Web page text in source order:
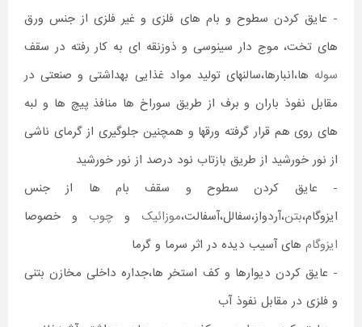
- عایق کردن سطوح و بام های فلزی و غیر فلزی از جنس ورق
های تخت، موج دار سینوسی و ذوزنقه ای به کار رفته در سقف
سوله ها،انبارها،سالنهای تولید مواد غذایی بهداشتی و صنعتی در
مقابل نفوذ باران و برف از طریق سوراخ ها منافذ پیچ ها و لبه
های روی هم قرار گرفته ورقها و همچنین جلوگیری از گرمای ناشی
از نور خورشید از طریق بازتاب نود درصد از نور خورشید
- عایق کردن سطوح و سقف بام ها از جنس
ایزوگام،بتن،آردواز،سفالل،آسفالت،موزائیک و چوب و خصوصا
ایزوگام های آسیب دیده در اثر سرما و گرما
- عایق کردن دیوارها و کف استخر ها،جداره داخلی مخازن بتنی
و فلزی در مقابل نفوذ آب